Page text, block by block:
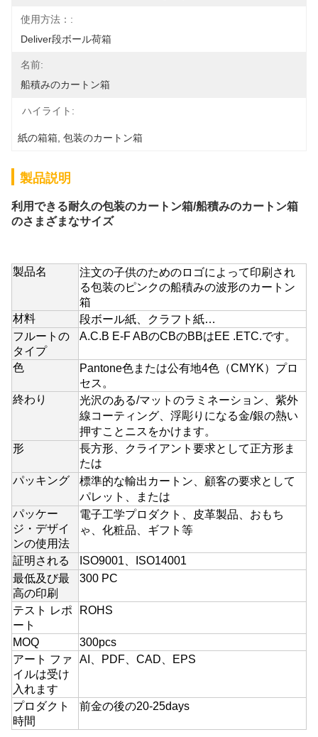
使用方法：:
Deliver段ボール荷箱
名前:
船積みのカートン箱
ハイライト:
紙の箱箱 包装のカートン箱
製品説明
利用できる耐久の包装のカートン箱/船積みのカートン箱
のさまざまなサイズ
製品名
注文の子供のためのロゴによって印刷され
る包装のピンクの船積みの波形のカートン
箱
材料
段ボール紙、クラフト紙…
フルートの
タイプ
A.C.B E-F ABのCBのBBはEE .ETC.です。
色
Pantone色または公有地4色（CMYK）プロ
セス。
終わり
光沢のある/マットのラミネーション、紫外
線コーティング 、浮彫りになる金/銀の熱い
押すことニスをかけます。
形
長方形、クライアント要求として正方形ま
たは
パッキング
標準的な輸出カートン、顧客の要求として
パレット、または
パッケー
ジ・デザイ
ンの使用法
電子工学プロダクト、皮革製品、おもち
ゃ、化粧品、ギフト等
証明される
ISO9001、ISO14001
最低及び最
高の印刷
300 PC
テスト レポ
ート
ROHS
MOQ
300pcs
アート ファ
イルは受け
入れます
AI、PDF、CAD、EPS
プロダクト
時間
前金の後の20-25days